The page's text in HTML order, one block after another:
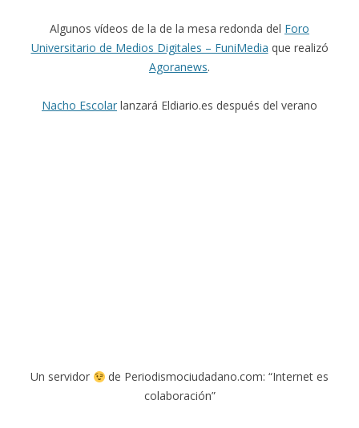
Algunos vídeos de la de la mesa redonda del Foro
Universitario de Medios Digitales – FuniMedia que realizó
Agoranews.
Nacho Escolar lanzará Eldiario.es después del verano
Un servidor
de Periodismociudadano.com: “Internet es
colaboración”